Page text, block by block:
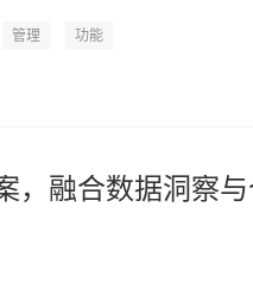
管理 功能
，融合数据洞察